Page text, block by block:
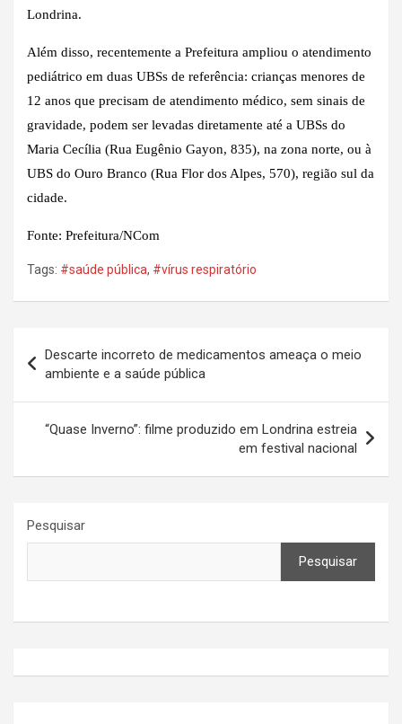
Londrina.
Além disso, recentemente a Prefeitura ampliou o atendimento
pediátrico em duas UBSs de referência: crianças menores de
12 anos que precisam de atendimento médico, sem sinais de
gravidade, podem ser levadas diretamente até a UBSs do
Maria Cecília (Rua Eugênio Gayon, 835), na zona norte, ou à
UBS do Ouro Branco (Rua Flor dos Alpes, 570), região sul da
cidade.
Fonte: Prefeitura/NCom
Tags: #saúde pública, #vírus respiratório
de
Post
Descarte incorreto de medicamentos ameaça o meio
ambiente e a saúde pública
“Quase Inverno”: filme produzido em Londrina estreia
em festival nacional
Pesquisar
Pesquisar